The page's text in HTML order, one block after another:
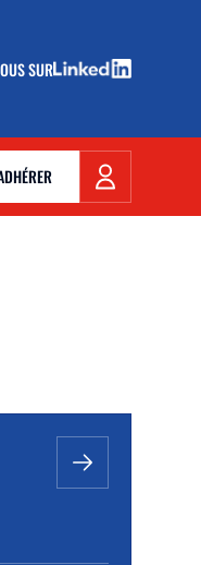
SUR
FENÊTRE)